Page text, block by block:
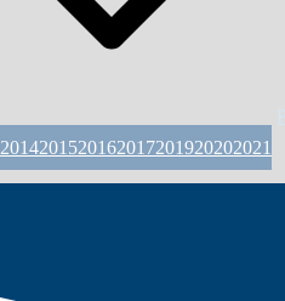
2014201520162017201920202021